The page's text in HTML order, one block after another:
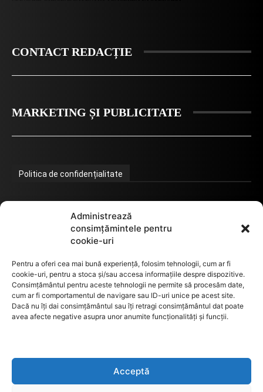
Administrează
consimțămintele pentru
cookie-uri
Pentru a oferi cea mai bună experiență, folosim tehnologii, cum ar fi
cookie-uri, pentru a stoca și/sau accesa informațiile despre dispozitive.
Consimțământul pentru aceste tehnologii ne permite să procesăm date,
cum ar fi comportamentul de navigare sau ID-uri unice pe acest site.
Dacă nu îți dai consimțământul sau îți retragi consimțământul dat poate
avea afecte negative asupra unor anumite funcționalități și funcții.
Acceptă